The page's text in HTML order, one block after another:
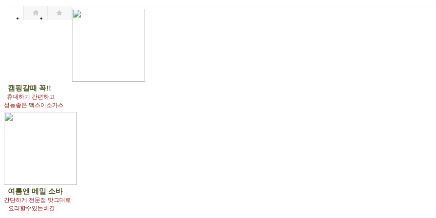
캠핑갈때 꼭!!
휴대하기 간편하고
성능좋은 맥스이소가스
여름엔 메밀 소바
간단하게 전문점 맛그대로
요리할수있는비결